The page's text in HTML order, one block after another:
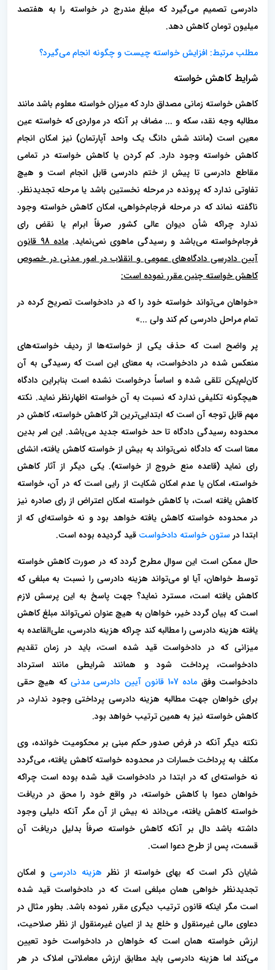
دادرسی تصمیم می‌گیرد که مبلغ مندرج در خواسته را به هفتصد
میلیون تومان کاهش دهد.
مطلب مرتبط: افزایش خواسته چیست و چگونه انجام می‌گیرد؟
شرایط کاهش خواسته
کاهش خواسته زمانی مصداق دارد که میزان خواسته معلوم باشد مانند
مطالبه وجه نقد، سکه و ... مضاف بر آنکه در مواردی که خواسته عین
معین است (مانند شش دانگ یک واحد آپارتمان) نیز امکان انجام
کاهش خواسته وجود دارد. کم کردن یا کاهش خواسته در تمامی
مقاطع دادرسی تا پیش از ختم دادرسی قابل انجام است و هیچ
تفاوتی ندارد که پرونده در مرحله نخستین باشد یا مرحله تجدیدنظر.
ناگفته نماند که در مرحله فرجام‌خواهی، امکان کاهش خواسته وجود
ندارد چراکه شأن دیوان عالی کشور صرفاً ابرام یا نقض رای
فرجام‌خواسته می‌باشد و رسیدگی ماهوی نمی‌نماید.
ماده 98 قانون
آیین دادرسی دادگاه‌های عمومی و انقلاب در امور مدنی در خصوص
کاهش خواسته چنین مقرر نموده است:
«خواهان می‌تواند خواسته خود را که در دادخواست تصریح کرده در
تمام مراحل دادرسی کم کند ولی ...»
پر واضح است که حذف یکی از خواسته‌ها از ردیف خواسته‌های
منعکس شده در دادخواست، به معنای این است که رسیدگی به آن
کان‌لم‌یکن تلقی شده و اساساً درخواست نشده است بنابراین دادگاه
هیچگونه تکلیفی ندارد که نسبت به آن خواسته اظهارنظر نماید. نکته
مهم قابل توجه آن است که ابتدایی‌ترین اثر کاهش خواسته، کاهش در
محدوده رسیدگی دادگاه تا حد خواسته جدید می‌باشد. این امر بدین
معنا است که دادگاه نمی‌تواند به بیش از خواسته کاهش یافته، انشای
رای نماید (قاعده منع خروج از خواسته). یکی دیگر از آثار کاهش
خواسته، امکان یا عدم امکان شکایت از رایی است که در آن، خواسته
کاهش یافته است، با کاهش خواسته امکان اعتراض از رای صادره نیز
در محدوده خواسته کاهش یافته خواهد بود و نه خواسته‌ای که از
ابتدا در ستون خواسته دادخواست قید گردیده بوده است.
حال ممکن است این سوال مطرح گردد که در صورت کاهش خواسته
توسط خواهان، آیا او می‌تواند هزینه دادرسی را نسبت به مبلغی که
کاهش یافته است، مسترد نماید؟ جهت پاسخ به این پرسش لازم
است که بیان گردد خیر، خواهان به هیچ عنوان نمی‌تواند مبلغ کاهش
یافته هزینه دادرسی را مطالبه کند چراکه هزینه دادرسی، علی‌القاعده به
میزانی که در دادخواست قید شده است، باید در زمان تقدیم
دادخواست، پرداخت شود و همانند شرایطی مانند استرداد
دادخواست وفق ماده 107 قانون آیین دادرسی مدنی
که هیچ حقی
برای خواهان جهت مطالبه هزینه دادرسی پرداختی وجود ندارد، در
کاهش خواسته نیز به همین ترتیب خواهد بود.
نکته دیگر آنکه در فرض صدور حکم مبنی بر محکومیت خوانده، وی
مکلف به پرداخت خسارات در محدوده خواسته کاهش یافته، می‌گردد
نه خواسته‌ای که در ابتدا در دادخواست قید شده بوده است چراکه
خواهان دعوا با کاهش خواسته، در واقع خود را محق در دریافت
خواسته کاهش یافته، می‌داند نه بیش از آن مگر آنکه دلیلی وجود
داشته باشد دال بر آنکه کاهش خواسته صرفاً بدلیل دریافت آن
قسمت، پس از طرح دعوا است.
شایان ذکر است که بهای خواسته از نظر هزینه دادرسی و امکان
تجدیدنظر خواهی همان مبلغی است که در دادخواست قید شده
است مگر اینکه قانون ترتیب دیگری مقرر نموده باشد. بطور مثال در
دعاوی مالی غیرمنقول و خلع ید از اعیان غیرمنقول از نظر صلاحیت،
ارزش خواسته همان است که خواهان در دادخواست خود تعیین
می‌کند اما هزینه دادرسی باید مطابق ارزش معاملاتی املاک در هر